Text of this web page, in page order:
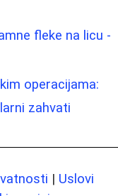
fleke na licu -
operacijama:
zahvati
| Uslovi